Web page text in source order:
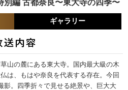
別編 古都奈良〜東大寺の四季〜
ギャラリー
山の麓にある東大寺。国内最大級の木
は、もはや奈良を代表する存在。今回
影。四季折々で見せる絶景や、巨大大